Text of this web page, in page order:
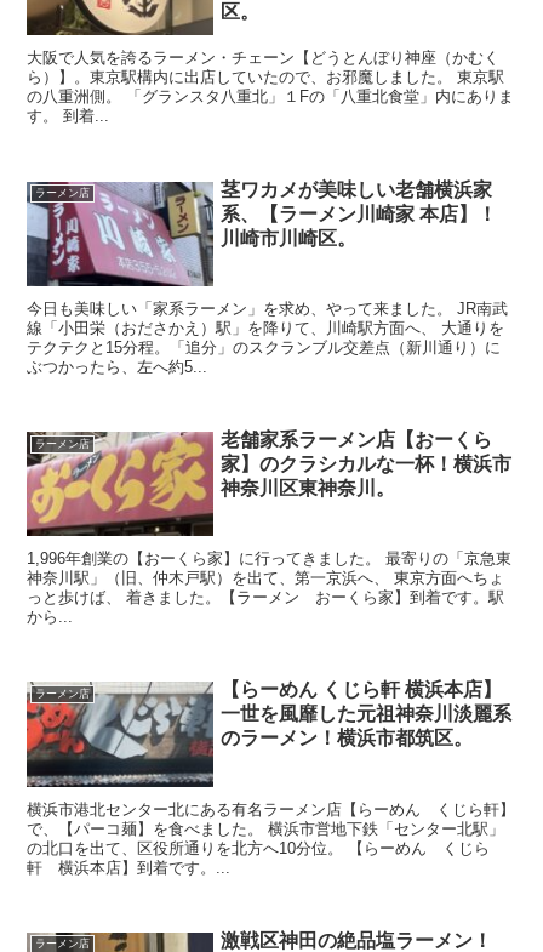
区。
大阪で人気を誇るラーメン・チェーン【どうとんぼり神座（かむく
ら）】。東京駅構内に出店していたので、お邪魔しました。 東京駅
の八重洲側。 「グランスタ八重北」１Fの「八重北食堂」内にありま
す。 到着...
ラーメン店
茎ワカメが美味しい老舗横浜家
系、【ラーメン川崎家 本店】！
川崎市川崎区。
今日も美味しい「家系ラーメン」を求め、やって来ました。 JR南武
線「小田栄（おださかえ）駅」を降りて、川崎駅方面へ、 大通りを
テクテクと15分程。「追分」のスクランブル交差点（新川通り）に
ぶつかったら、左へ約5...
ラーメン店
老舗家系ラーメン店【おーくら
家】のクラシカルな一杯！横浜市
神奈川区東神奈川。
1,996年創業の【おーくら家】に行ってきました。 最寄りの「京急東
神奈川駅」（旧、仲木戸駅）を出て、第一京浜へ、 東京方面へちょ
っと歩けば、 着きました。【ラーメン おーくら家】到着です。駅
から...
ラーメン店
【らーめん くじら軒 横浜本店】
一世を風靡した元祖神奈川淡麗系
のラーメン！横浜市都筑区。
横浜市港北センター北にある有名ラーメン店【らーめん くじら軒】
で、【パーコ麺】を食べました。 横浜市営地下鉄「センター北駅」
の北口を出て、区役所通りを北方へ10分位。 【らーめん くじら
軒 横浜本店】到着です。...
ラーメン店
激戦区神田の絶品塩ラーメン！